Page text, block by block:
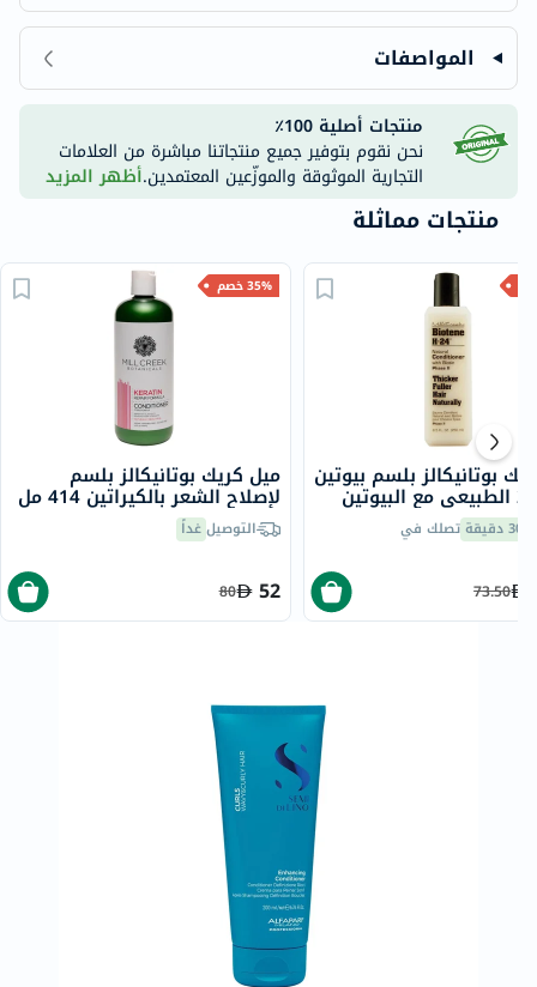
المواصفات
منتجات أصلية 100٪
نحن نقوم بتوفير جميع منتجاتنا مباشرة من العلامات
التجارية الموثوقة والموزّعين المعتمدين.أظهر المزيد
منتجات مماثلة
35% خصم
ميل كريك بوتانيكالز بلسم
لإصلاح الشعر بالكيراتين 414 مل
التوصيل غداً
52
80
بوتانيكالز بلسم بيوتين
إتش-24 الطبيعي مع البيوتين
250 مل 30 دقيقة تصلك في
73.50